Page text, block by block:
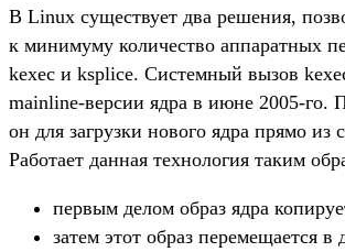
В Linux существует два решения,
к минимуму количество аппаратных
kexec и ksplice. Системный вызов
mainline-версии ядра в июне 2005-го.
он для загрузки нового ядра прямо из
Работает данная технология таким
первым делом образ ядра
затем этот образ перемещается